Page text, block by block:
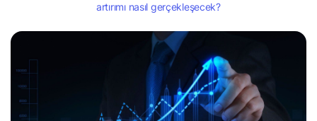
artırımı nasıl gerçekleşecek?